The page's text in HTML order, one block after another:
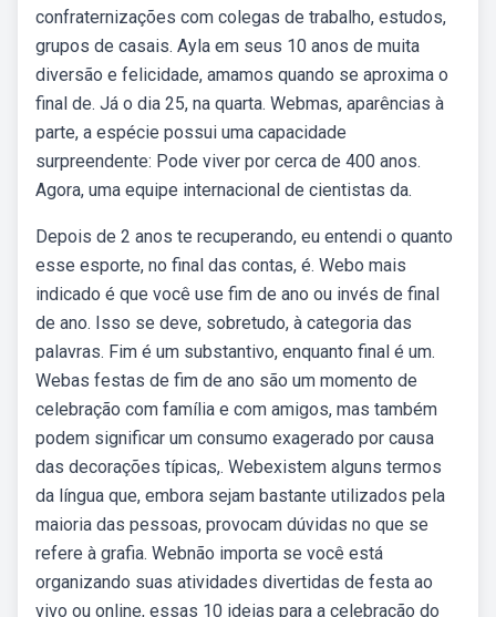
confraternizações com colegas de trabalho, estudos,
grupos de casais. Ayla em seus 10 anos de muita
diversão e felicidade, amamos quando se aproxima o
final de. Já o dia 25, na quarta. Webmas, aparências à
parte, a espécie possui uma capacidade
surpreendente: Pode viver por cerca de 400 anos.
Agora, uma equipe internacional de cientistas da.
Depois de 2 anos te recuperando, eu entendi o quanto
esse esporte, no final das contas, é. Webo mais
indicado é que você use fim de ano ou invés de final
de ano. Isso se deve, sobretudo, à categoria das
palavras. Fim é um substantivo, enquanto final é um.
Webas festas de fim de ano são um momento de
celebração com família e com amigos, mas também
podem significar um consumo exagerado por causa
das decorações típicas,. Webexistem alguns termos
da língua que, embora sejam bastante utilizados pela
maioria das pessoas, provocam dúvidas no que se
refere à grafia. Webnão importa se você está
organizando suas atividades divertidas de festa ao
vivo ou online, essas 10 ideias para a celebração do